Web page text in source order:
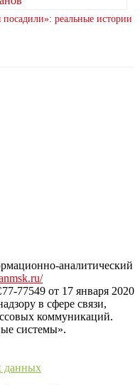
реальные истории
области на сайте
аналитический
77549 от 17 января 2020
в сфере связи,
коммуникаций.
системы».
данных